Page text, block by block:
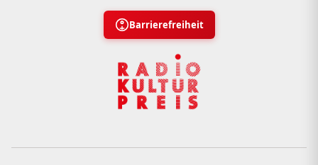
Barrierefreiheit